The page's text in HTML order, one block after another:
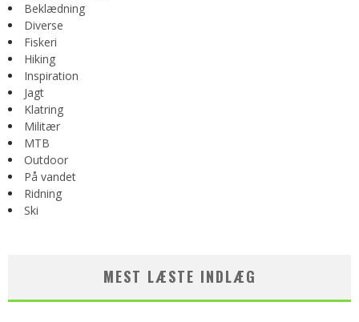
Beklædning
Diverse
Fiskeri
Hiking
Inspiration
Jagt
Klatring
Militær
MTB
Outdoor
På vandet
Ridning
Ski
MEST LÆSTE INDLÆG